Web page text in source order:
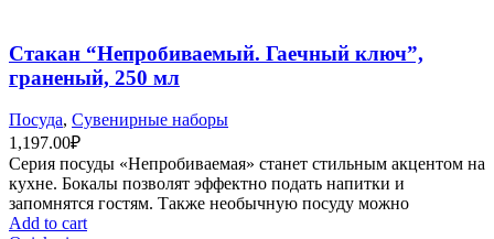
Стакан “Непробиваемый. Гаечный ключ”,
граненый, 250 мл
Посуда, Сувенирные наборы
1,197.00₽
Серия посуды «Непробиваемая» станет стильным акцентом на
кухне. Бокалы позволят эффектно подать напитки и
запомнятся гостям. Также необычную посуду можно
Add to cart